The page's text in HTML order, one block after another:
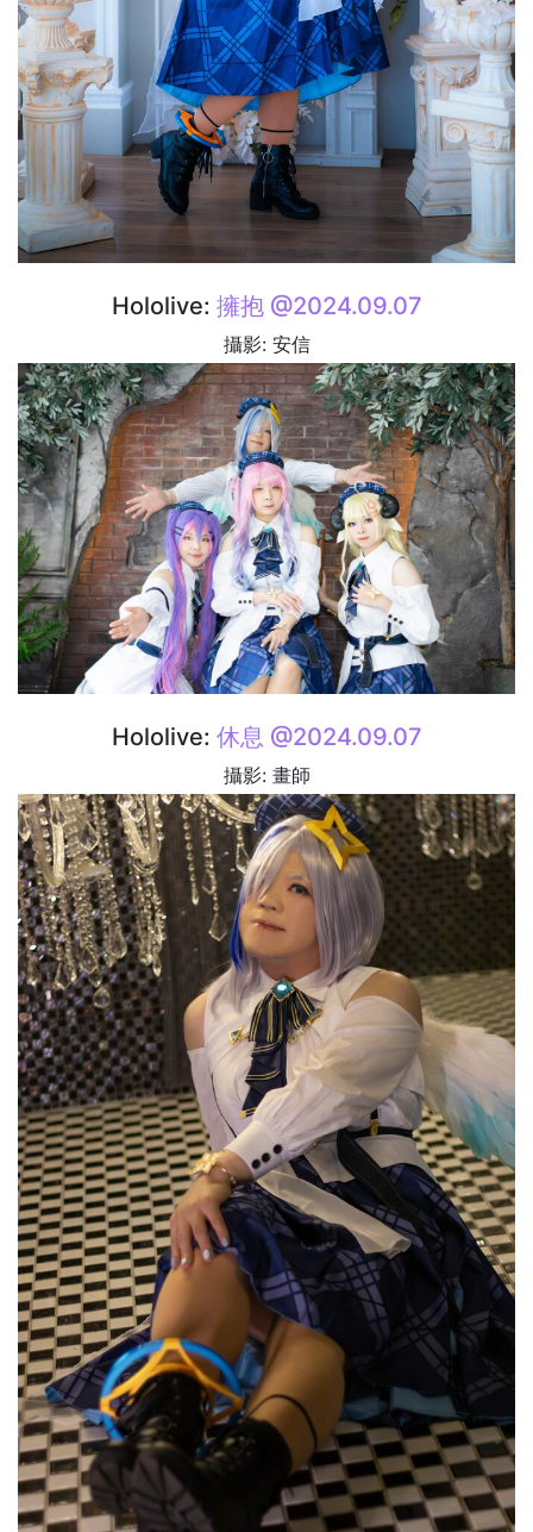
Hololive: 擁抱 @2024.09.07
攝影: 安信
Hololive: 休息 @2024.09.07
攝影: 畫師